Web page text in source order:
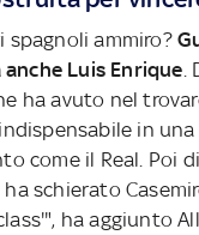
spagnoli ammiro?
Luis Enrique .
ha avuto nel
in
come il Real. Poi
schierato
ha aggiunto